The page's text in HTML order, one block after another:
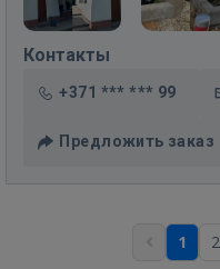
Контакты
+371 *** *** 99
Предложить заказ
1 2